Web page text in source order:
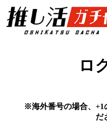
ロ
※海外番号の場合、+1
だ